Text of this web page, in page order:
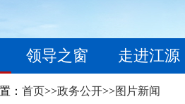
领导之窗 走进江源
： 首页>>政务公开>>图片新闻